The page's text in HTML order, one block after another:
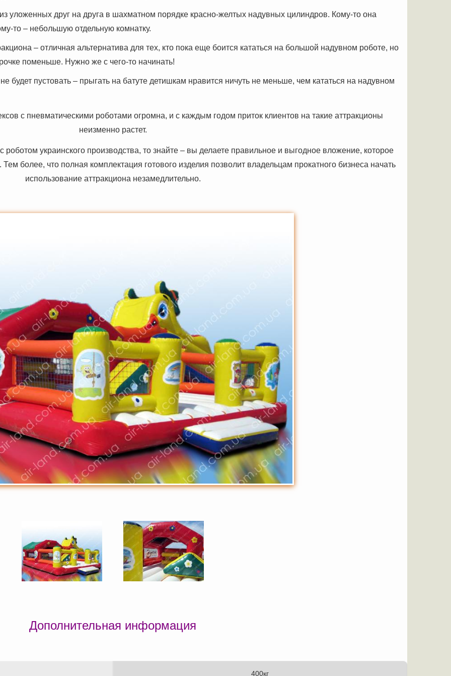
уложенных друг на друга в шахматном порядке красно-желтых надувных цилиндров. Кому-то она
то – небольшую отдельную комнатку.
– отличная альтернатива для тех, кто пока еще боится кататься на большой надувном роботе, но
поменьше. Нужно же с чего-то начинать!
будет пустовать – прыгать на батуте детишкам нравится ничуть не меньше, чем кататься на надувном
с пневматическими роботами огромна, и с каждым годом приток клиентов на такие аттракционы
неизменно растет.
роботом украинского производства, то знайте – вы делаете правильное и выгодное вложение, которое
более, что полная комплектация готового изделия позволит владельцам прокатного бизнеса начать
использование аттракциона незамедлительно.
Дополнительная информация
400кг